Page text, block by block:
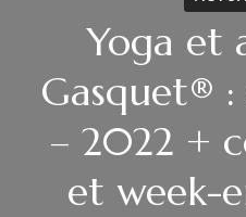
Yoga et
Gasquet® :
– 2022 +
et week-